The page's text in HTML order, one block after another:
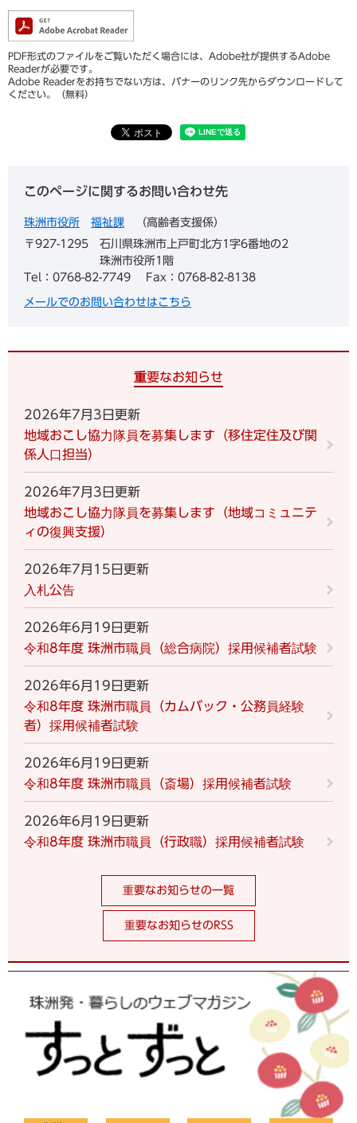
PDF形式のファイルをご覧いただく場合には、Adobe社が提供するAdobe
Readerが必要です。
Adobe Readerをお持ちでない方は、バナーのリンク先からダウンロードして
ください。（無料）
このページに関するお問い合わせ先
珠洲市役所 福祉課
高齢者支援係
〒927-1295
石川県珠洲市上戸町北方1字6番地の2
珠洲市役所1階
Tel：0768-82-7749
Fax：0768-82-8138
メールでのお問い合わせはこちら
重要なお知らせ
2026年7月3日更新
地域おこし協力隊員を募集します（移住定住及び関
係人口担当）
2026年7月3日更新
地域おこし協力隊員を募集します（地域コミュニテ
ィの復興支援）
2026年7月15日更新
入札公告
2026年6月19日更新
令和8年度 珠洲市職員（総合病院）採用候補者試験
2026年6月19日更新
令和8年度 珠洲市職員（カムバック・公務員経験
者）採用候補者試験
2026年6月19日更新
令和8年度 珠洲市職員（斎場）採用候補者試験
2026年6月19日更新
令和8年度 珠洲市職員（行政職）採用候補者試験
重要なお知らせの一覧
重要なお知らせのRSS